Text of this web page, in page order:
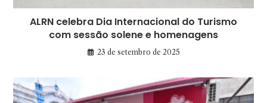
ALRN celebra Dia Internacional do Turismo
com sessão solene e homenagens
23 de setembro de 2025